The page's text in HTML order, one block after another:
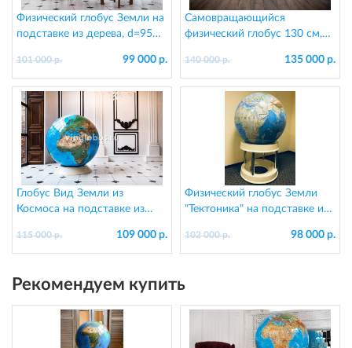
Физический глобус Земли на
подставке из дерева, d=95
99 000 р.
101 000 р.
Самовращающийся
физический глобус 130 см,
135 000 р.
140 000 р.
Глобус Вид Земли из
Космоса на подставке из
109 000 р.
115 000 р.
Физический глобус Земли
"Тектоника" на подставке из
98 000 р.
102 000 р.
Рекомендуем купить